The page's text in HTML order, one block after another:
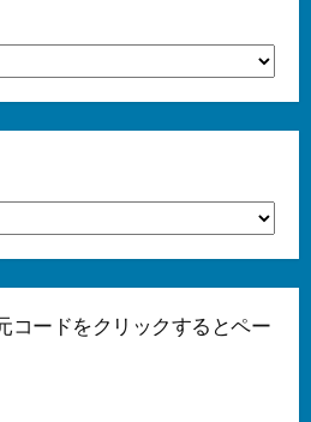
コードをクリックするとペー